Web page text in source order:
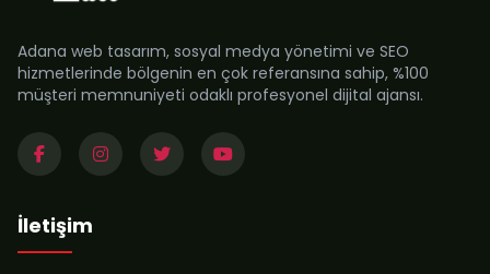
Adana web tasarım, sosyal medya yönetimi ve SEO
hizmetlerinde bölgenin en çok referansına sahip, %100
müşteri memnuniyeti odaklı profesyonel dijital ajansı.
İletişim